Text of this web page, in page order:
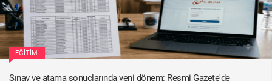
EĞITIM
Sınav ve atama sonuçlarında yeni dönem: Resmi Gazete'de